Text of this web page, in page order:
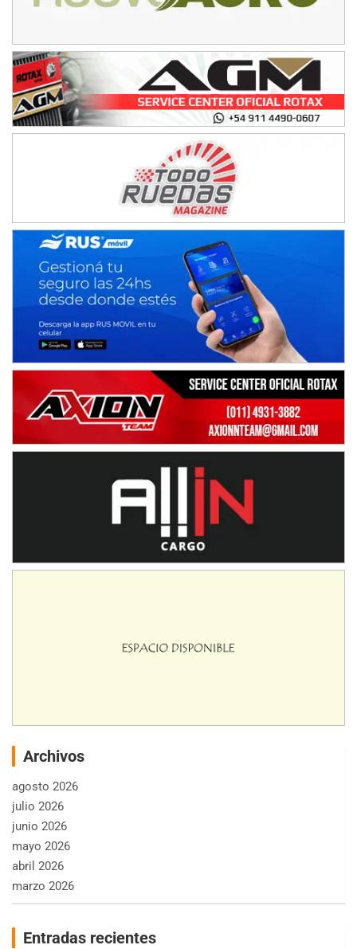
Archivos
agosto 2026
julio 2026
junio 2026
mayo 2026
abril 2026
marzo 2026
Entradas recientes